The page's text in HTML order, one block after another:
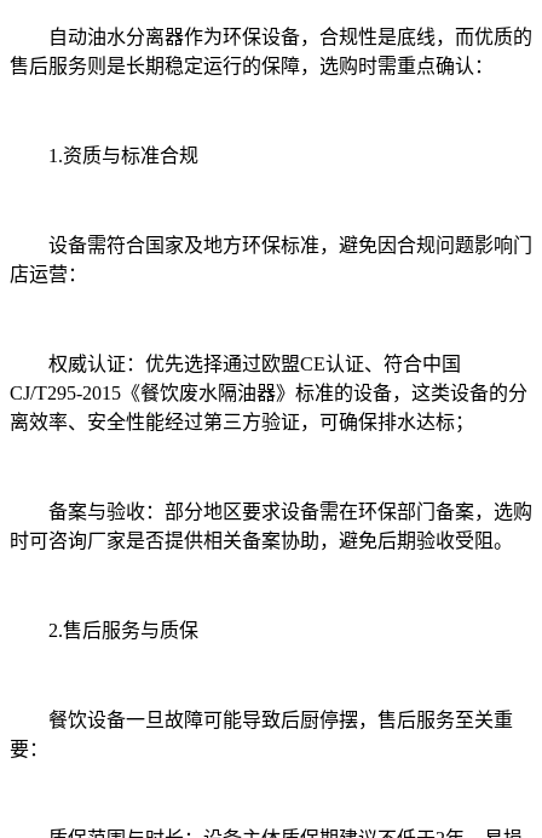
自动油水分离器作为环保设备，合规性是底线，而优质的
售后服务则是长期稳定运行的保障，选购时需重点确认：
1.资质与标准合规
设备需符合国家及地方环保标准，避免因合规问题影响门
店运营：
权威认证：优先选择通过欧盟CE认证、符合中国
CJ/T295-2015《餐饮废水隔油器》标准的设备，这类设备的分
离效率、安全性能经过第三方验证，可确保排水达标；
备案与验收：部分地区要求设备需在环保部门备案，选购
时可咨询厂家是否提供相关备案协助，避免后期验收受阻。
2.售后服务与质保
餐饮设备一旦故障可能导致后厨停摆，售后服务至关重
要：